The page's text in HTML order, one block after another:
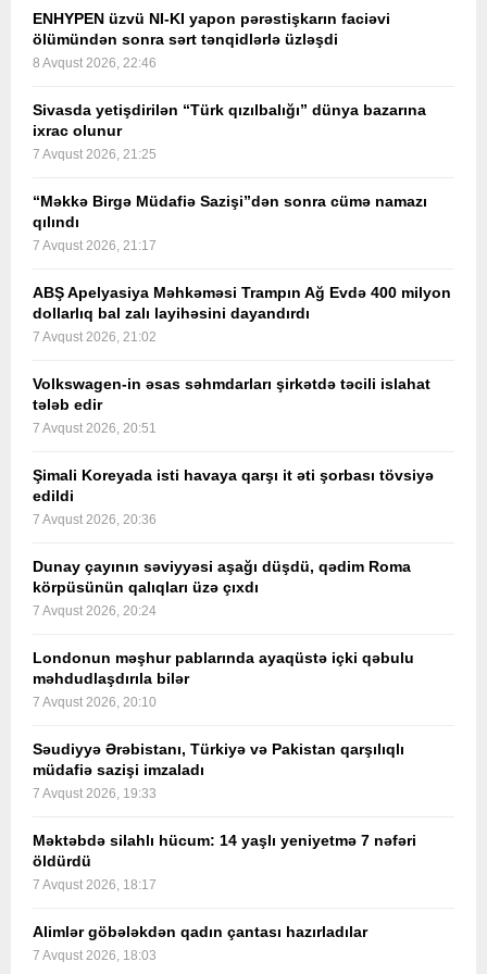
ENHYPEN üzvü NI-KI yapon pərəstişkarın faciəvi
ölümündən sonra sərt tənqidlərlə üzləşdi
8 Avqust 2026, 22:46
Sivasda yetişdirilən “Türk qızılbalığı” dünya bazarına
ixrac olunur
7 Avqust 2026, 21:25
“Məkkə Birgə Müdafiə Sazişi”dən sonra cümə namazı
qılındı
7 Avqust 2026, 21:17
ABŞ Apelyasiya Məhkəməsi Trampın Ağ Evdə 400 milyon
dollarlıq bal zalı layihəsini dayandırdı
7 Avqust 2026, 21:02
Volkswagen-in əsas səhmdarları şirkətdə təcili islahat
tələb edir
7 Avqust 2026, 20:51
Şimali Koreyada isti havaya qarşı it əti şorbası tövsiyə
edildi
7 Avqust 2026, 20:36
Dunay çayının səviyyəsi aşağı düşdü, qədim Roma
körpüsünün qalıqları üzə çıxdı
7 Avqust 2026, 20:24
Londonun məşhur pablarında ayaqüstə içki qəbulu
məhdudlaşdırıla bilər
7 Avqust 2026, 20:10
Səudiyyə Ərəbistanı, Türkiyə və Pakistan qarşılıqlı
müdafiə sazişi imzaladı
7 Avqust 2026, 19:33
Məktəbdə silahlı hücum: 14 yaşlı yeniyetmə 7 nəfəri
öldürdü
7 Avqust 2026, 18:17
Alimlər göbələkdən qadın çantası hazırladılar
7 Avqust 2026, 18:03